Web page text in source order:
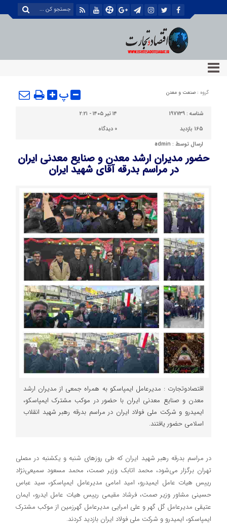
گروه : صنعت و معدن پ
شناسه : 197739
۱۴ تیر ۱۴۰۵ - ۲:۲۱
165 بازدید
0 دیدگاه
ارسال توسط : admin
حضور مدیران ارشد معدن و صنایع معدنی ایران
در مراسم بدرقه آقای شهید ایران
اقتصادوتجارت : مدیرعامل ایمپاسکو به همراه جمعی از مدیران ارشد
معدن و صنایع معدنی ایران با حضور در موکب مشترک ایمپاسکو،
ایمیدرو و شرکت ملی فولاد ایران در مراسم بدرقه رهبر شهید انقلاب
اسلامی حضور یافتند.
در مراسم بدرقه رهبر شهید ایران که طی روزهای شنبه و یکشنبه در مصلی
تهران برگزار می‌شود، محمد اتابک وزیر صمت، محمد مسعود سمیعی‌نژاد
رییس هیات عامل ایمیدرو، امید امامی مدیرعامل ایمپاسکو، سید عباس
حسینی مشاور وزیر صمت، فرشاد مقیمی رییس هیات عامل ایدرو، ایمان
عتیقی مدیرعامل گل گهر و علی امرایی مدیرعامل گهرزمین از موکب مشترک
ایمپاسکو، ایمیدرو و شرکت ملی فولاد ایران بازدید کردند.